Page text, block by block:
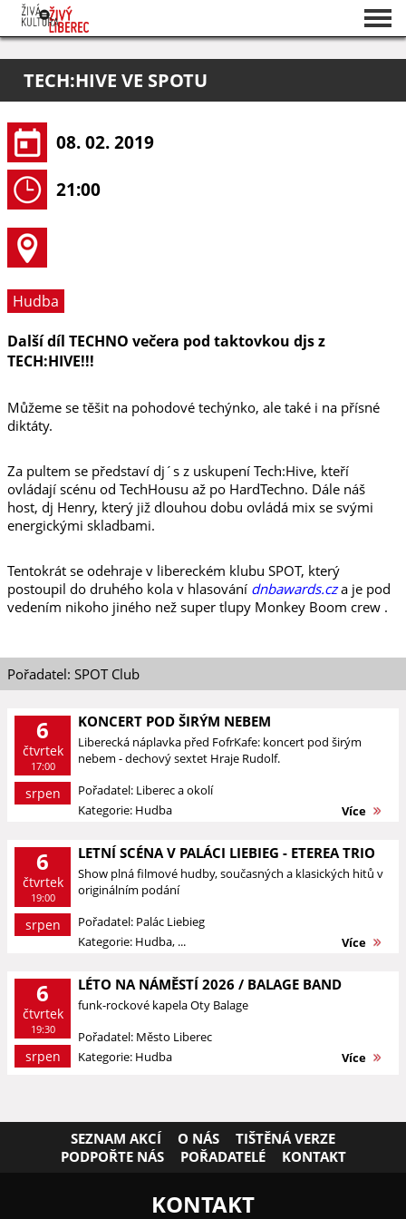
O projektu
Pořadatelé
TECH:HIVE VE SPOTU
08. 02. 2019
21:00
Hudba
Další díl TECHNO večera pod taktovkou djs z
TECH:HIVE!!!
Můžeme se těšit na pohodové techýnko, ale také i na přísné
diktáty.
Za pultem se představí dj´s z uskupení Tech:Hive, kteří
ovládají scénu od TechHousu až po HardTechno. Dále náš
host, dj Henry, který již dlouhou dobu ovládá mix se svými
energickými skladbami.
Tentokrát se odehraje v libereckém klubu SPOT, který
postoupil do druhého kola v hlasování dnbawards.cza je pod
vedením nikoho jiného než super tlupy Monkey Boom crew .
Pořadatel: SPOT Club
6
čtvrtek
17:00
srpen
KONCERT POD ŠIRÝM NEBEM
Liberecká náplavka před FofrKafe: koncert pod širým
nebem - dechový sextet Hraje Rudolf.
Pořadatel: Liberec a okolí
Kategorie: Hudba
Více
6
čtvrtek
19:00
srpen
LETNÍ SCÉNA V PALÁCI LIEBIEG - ETEREA TRIO
Show plná filmové hudby, současných a klasických hitů v
originálním podání
Pořadatel: Palác Liebieg
Kategorie: Hudba, ...
Více
6
čtvrtek
19:30
srpen
LÉTO NA NÁMĚSTÍ 2026 / BALAGE BAND
funk-rockové kapela Oty Balage
Pořadatel: Město Liberec
Kategorie: Hudba
Více
SEZNAM AKCÍ O NÁS
TIŠTĚNÁ VERZE
PODPOŘTE NÁS
POŘADATELÉ KONTAKT
KONTAKT